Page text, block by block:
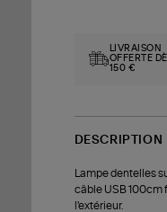
LIVRAISON
OFFERTE
150 €
DESCRIPTION
Lampe dentelles
câble USB 100cm
l'extérieur.